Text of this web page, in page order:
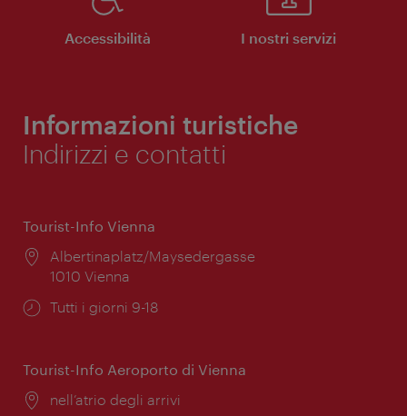
Accessibilità I nostri servizi
Informazioni turistiche
Indirizzi e contatti
Tourist-Info Vienna
Posizione:
Albertinaplatz/Maysedergasse
1010 Vienna
Orari
Tutti i giorni 9-18
Tourist-Info Aeroporto di Vienna
Posizione:
nell’atrio degli arrivi